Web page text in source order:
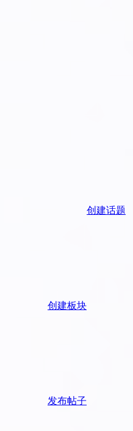
创建话题
创建板块
发布帖子